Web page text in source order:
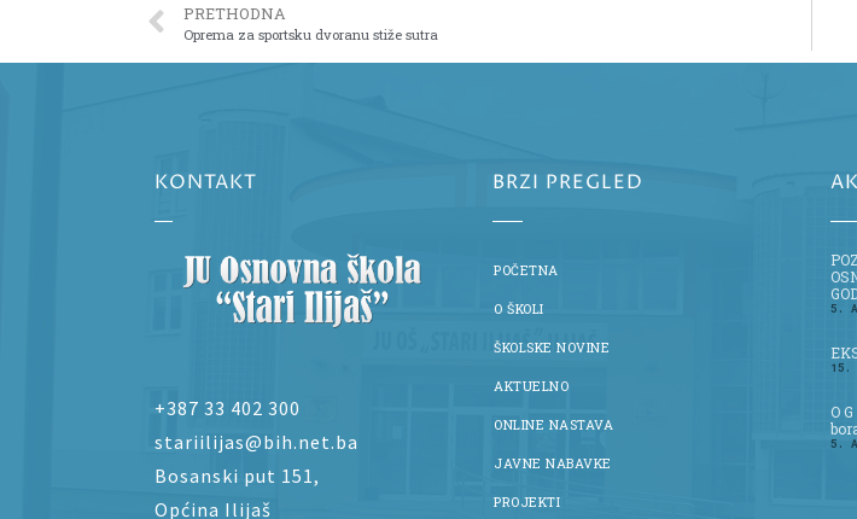
PRETHODNA
Oprema za sportsku dvoranu stiže sutra
KONTAKT
+387 33 402 300
stariilijas@bih.net.ba
Bosanski put 151,
Općina Ilijaš
BRZI PREGLED
POČETNA
O ŠKOLI
ŠKOLSKE NOVINE
AKTUELNO
ONLINE NASTAVA
JAVNE NABAVKE
PROJEKTI
5.
15.
O
5.